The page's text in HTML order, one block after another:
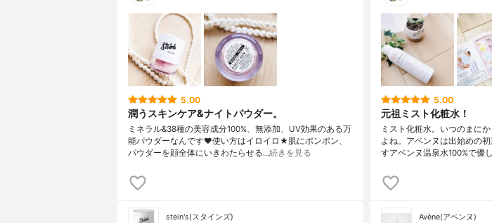
5.00
潤うスキンケア&ナイトパウダー。
ミネラル&38種の美容成分100%、無添加、UV効果のある万
能パウダーなんです❤️使い方はイロイロ★肌にポンポン、
パウダーを顔全体にいきわたらせる…続きを見る
stein's(スタインズ)
5.00
元祖ミスト化粧水！
ミスト化粧水。いつのまに
よね。アベンヌは出始めの
すアベンヌ温泉水100%で優
Avène(アベンヌ)